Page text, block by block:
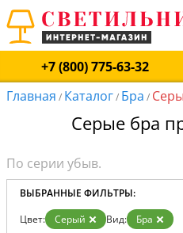
+7 (800) 775-63-32
Главная / Каталог/ Бра /
Серые бра
ВЫБРАННЫЕ ФИЛЬТРЫ:
Цвет: Серый Вид: Бра